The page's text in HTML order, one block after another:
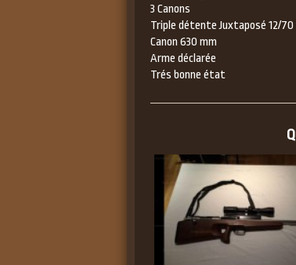
3 Canons
Triple détente Juxtaposé 12/70
Canon 630 mm
Arme déclarée
Trés bonne état